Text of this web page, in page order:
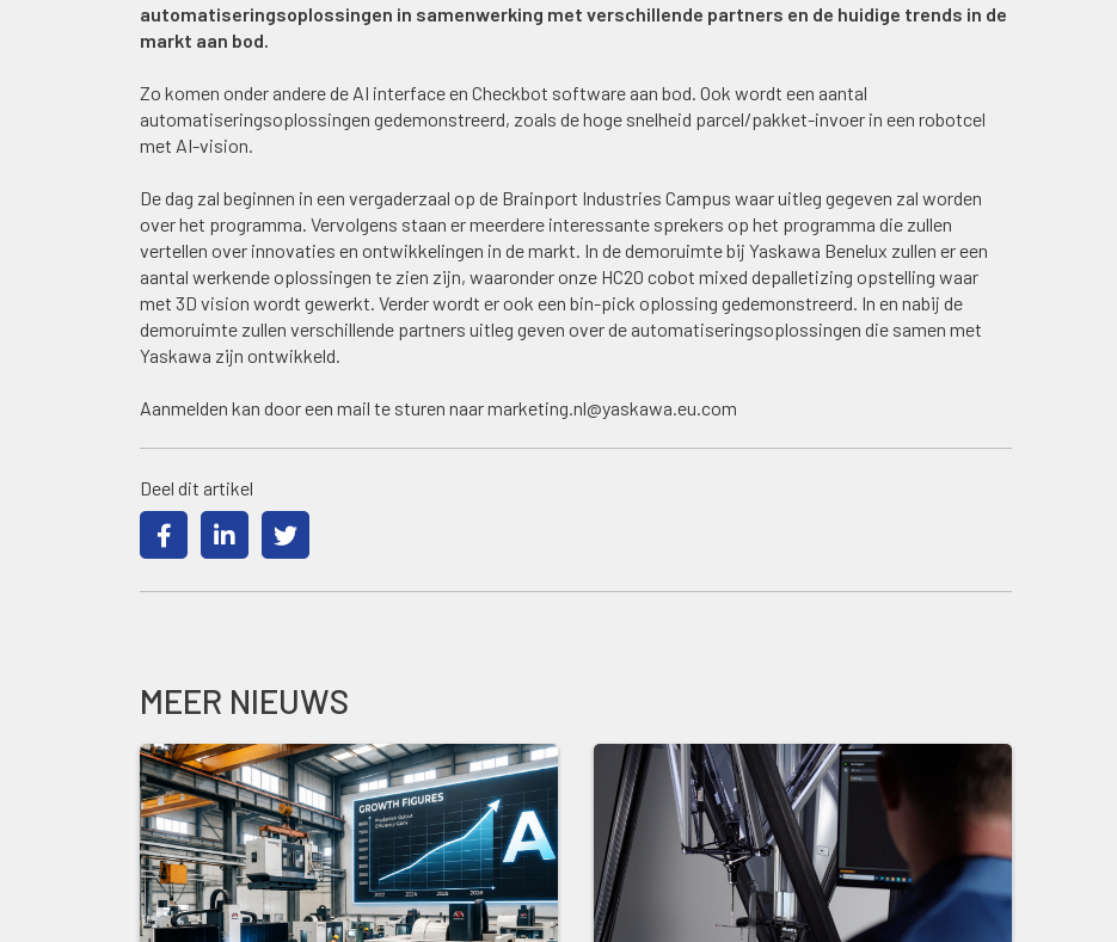
automatiseringsoplossingen in samenwerking met verschillende partners en de huidige trends in de
markt aan bod.
Zo komen onder andere de AI interface en Checkbot software aan bod. Ook wordt een aantal
automatiseringsoplossingen gedemonstreerd, zoals de hoge snelheid parcel/pakket-invoer in een robotcel
met AI-vision.
De dag zal beginnen in een vergaderzaal op de Brainport Industries Campus waar uitleg gegeven zal worden
over het programma. Vervolgens staan er meerdere interessante sprekers op het programma die zullen
vertellen over innovaties en ontwikkelingen in de markt. In de demoruimte bij Yaskawa Benelux zullen er een
aantal werkende oplossingen te zien zijn, waaronder onze HC20 cobot mixed depalletizing opstelling waar
met 3D vision wordt gewerkt. Verder wordt er ook een bin-pick oplossing gedemonstreerd. In en nabij de
demoruimte zullen verschillende partners uitleg geven over de automatiseringsoplossingen die samen met
Yaskawa zijn ontwikkeld.
Aanmelden kan door een mail te sturen naar marketing.nl@yaskawa.eu.com
Deel dit artikel
MEER NIEUWS